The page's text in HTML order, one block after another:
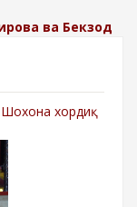
ва Бекзод
хордиқ